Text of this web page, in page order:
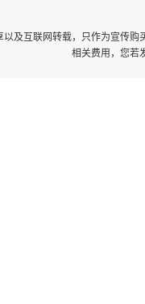
以及互联网转载，只作为宣传
相关费用，您若